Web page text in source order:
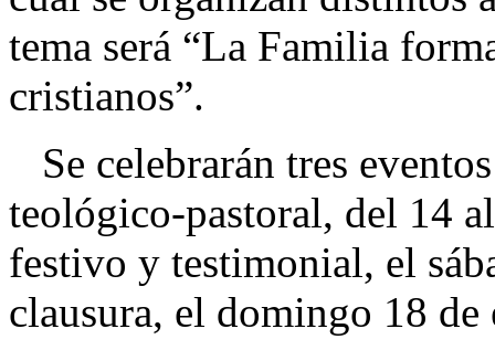
tema será “La Familia
cristianos”.
Se celebrarán tres
teológico-pastoral, del 14
festivo y testimonial, el
clausura, el domingo 18 de